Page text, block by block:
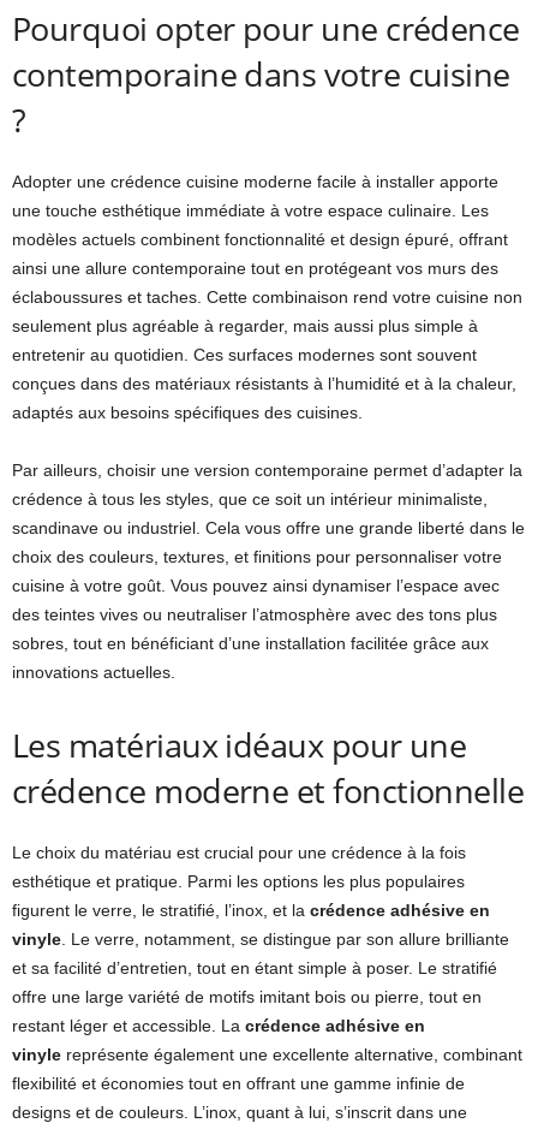
Pourquoi opter pour une crédence
contemporaine dans votre cuisine
?
Adopter une crédence cuisine moderne facile à installer apporte
une touche esthétique immédiate à votre espace culinaire. Les
modèles actuels combinent fonctionnalité et design épuré, offrant
ainsi une allure contemporaine tout en protégeant vos murs des
éclaboussures et taches. Cette combinaison rend votre cuisine non
seulement plus agréable à regarder, mais aussi plus simple à
entretenir au quotidien. Ces surfaces modernes sont souvent
conçues dans des matériaux résistants à l’humidité et à la chaleur,
adaptés aux besoins spécifiques des cuisines.
Par ailleurs, choisir une version contemporaine permet d’adapter la
crédence à tous les styles, que ce soit un intérieur minimaliste,
scandinave ou industriel. Cela vous offre une grande liberté dans le
choix des couleurs, textures, et finitions pour personnaliser votre
cuisine à votre goût. Vous pouvez ainsi dynamiser l’espace avec
des teintes vives ou neutraliser l’atmosphère avec des tons plus
sobres, tout en bénéficiant d’une installation facilitée grâce aux
innovations actuelles.
Les matériaux idéaux pour une
crédence moderne et fonctionnelle
Le choix du matériau est crucial pour une crédence à la fois
esthétique et pratique. Parmi les options les plus populaires
figurent le verre, le stratifié, l’inox, et la crédence adhésive en
vinyle . Le verre, notamment, se distingue par son allure brilliante
et sa facilité d’entretien, tout en étant simple à poser. Le stratifié
offre une large variété de motifs imitant bois ou pierre, tout en
restant léger et accessible. La crédence adhésive en
vinyle représente également une excellente alternative, combinant
flexibilité et économies tout en offrant une gamme infinie de
designs et de couleurs. L’inox, quant à lui, s’inscrit dans une